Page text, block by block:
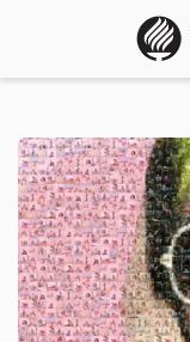
principal